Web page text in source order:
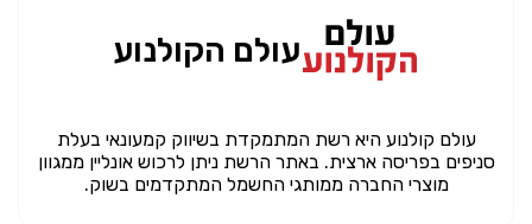
עולם הקולנוע
עולם קולנוע היא רשת המתמקדת בשיווק קמעונאי בעלת
סניפים בפריסה ארצית. באתר הרשת ניתן לרכוש אונליין ממגוון
מוצרי החברה ממותגי החשמל המתקדמים בשוק.